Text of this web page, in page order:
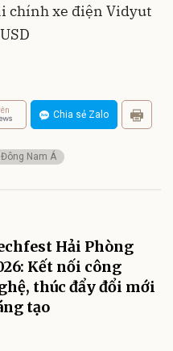
chính xe điện Vidyut
Chia sẻ Zalo
Đông Nam Á
Hải Phòng
Kết nối công
thúc đẩy đổi mới
tạo